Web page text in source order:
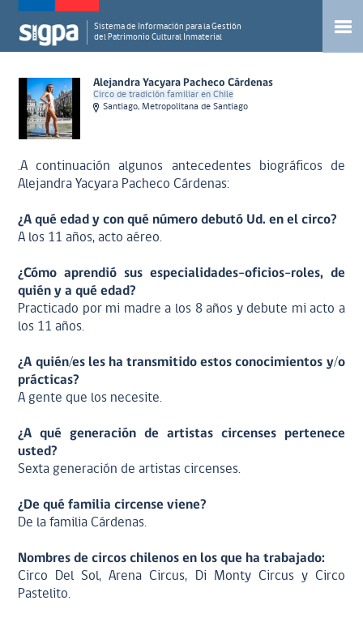
Sistema de Información para la Gestión
del Patrimonio Cultural Inmaterial
Alejandra Yacyara Pacheco Cárdenas
Circo de tradición familiar en Chile
Santiago, Metropolitana de Santiago
.A continuación algunos antecedentes biográficos de
Alejandra Yacyara Pacheco Cárdenas:
¿A qué edad y con qué número debutó Ud. en el circo?
A los 11 años, acto aéreo.
¿Cómo aprendió sus especialidades-oficios-roles, de
quién y a qué edad?
Practicado por mi madre a los 8 años y debute mi acto a
los 11 años.
¿A quién/es les ha transmitido estos conocimientos y/o
prácticas?
A gente que los necesite.
¿A qué generación de artistas circenses pertenece
usted?
Sexta generación de artistas circenses.
¿De qué familia circense viene?
De la familia Cárdenas.
Nombres de circos chilenos en los que ha trabajado:
Circo Del Sol, Arena Circus, Di Monty Circus y Circo
Pastelito.